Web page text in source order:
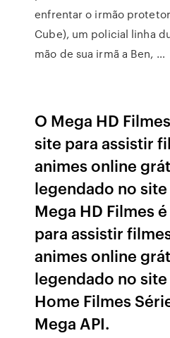
enfrentar o irmão
Cube), um policial linha
mão de sua irmã a Ben, …
O Mega HD
site para assistir
animes online
legendado no
Mega HD Filmes
para assistir
animes online
legendado no
Home Filmes
Mega API.